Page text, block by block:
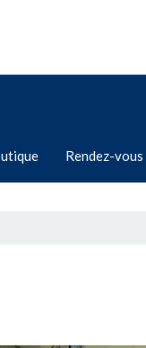
Rendez-vous